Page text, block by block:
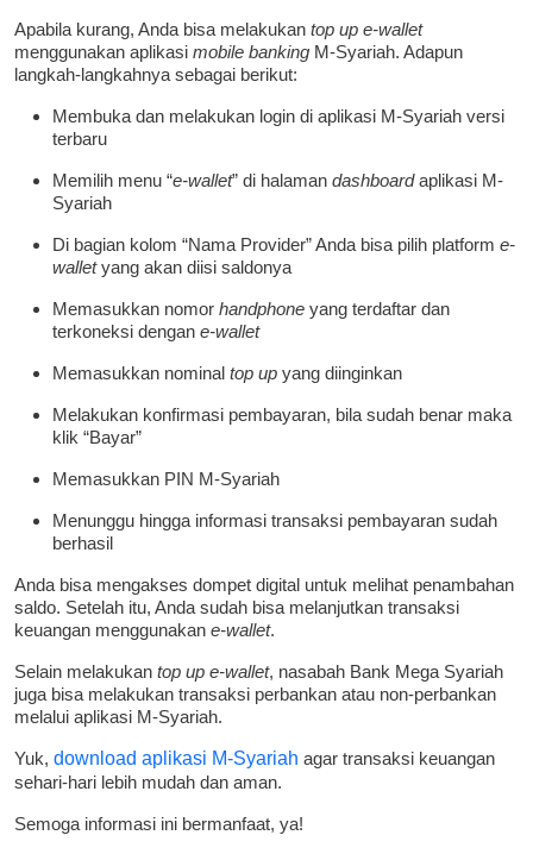
Apabila kurang, Anda bisa melakukan top up e-wallet
menggunakan aplikasi mobile banking M-Syariah. Adapun
langkah-langkahnya sebagai berikut:
Membuka dan melakukan login di aplikasi M-Syariah versi
terbaru
Memilih menu “e-wallet” di halaman dashboardaplikasi M-
Syariah
Di bagian kolom “Nama Provider” Anda bisa pilih platform e-
walletyang akan diisi saldonya
Memasukkan nomor handphone yang terdaftar dan
terkoneksi dengan e-wallet
Memasukkan nominal top up yang diinginkan
Melakukan konfirmasi pembayaran, bila sudah benar maka
klik “Bayar”
Memasukkan PIN M-Syariah
Menunggu hingga informasi transaksi pembayaran sudah
berhasil
Anda bisa mengakses dompet digital untuk melihat penambahan
saldo. Setelah itu, Anda sudah bisa melanjutkan transaksi
keuangan menggunakan e-wallet.
Selain melakukan top up e-wallet, nasabah Bank Mega Syariah
juga bisa melakukan transaksi perbankan atau non-perbankan
melalui aplikasi M-Syariah.
Yuk, download aplikasi M-Syariah agar transaksi keuangan
sehari-hari lebih mudah dan aman.
Semoga informasi ini bermanfaat, ya!